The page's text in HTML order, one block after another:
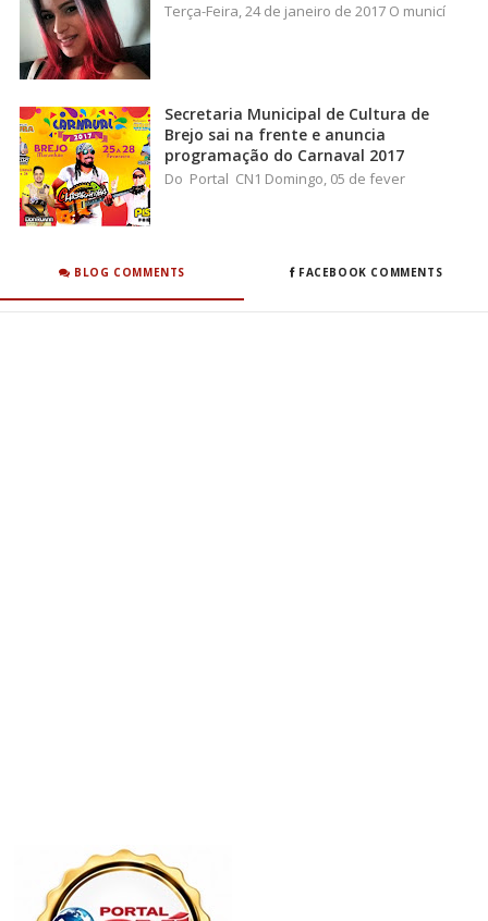
Terça-Feira, 24 de janeiro de 2017 O municí
Secretaria Municipal de Cultura de
Brejo sai na frente e anuncia
programação do Carnaval 2017
Do Portal CN1 Domingo, 05 de fever
BLOG COMMENTS FACEBOOK COMMENTS